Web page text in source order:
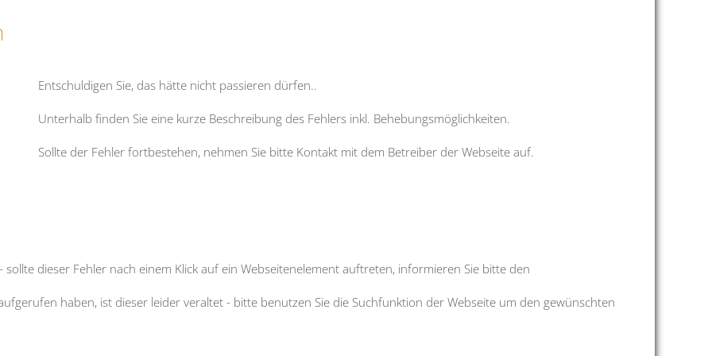
Entschuldigen Sie, das hätte nicht passieren dürfen..
Unterhalb finden Sie eine kurze Beschreibung des Fehlers inkl. Behebungsmöglichkeiten.
Sollte der Fehler fortbestehen, nehmen Sie bitte Kontakt mit dem Betreiber der Webseite auf.
dieser Fehler nach einem Klick auf ein Webseitenelement auftreten, informieren Sie bitte den
haben, ist dieser leider veraltet - bitte benutzen Sie die Suchfunktion der Webseite um den gewünschten